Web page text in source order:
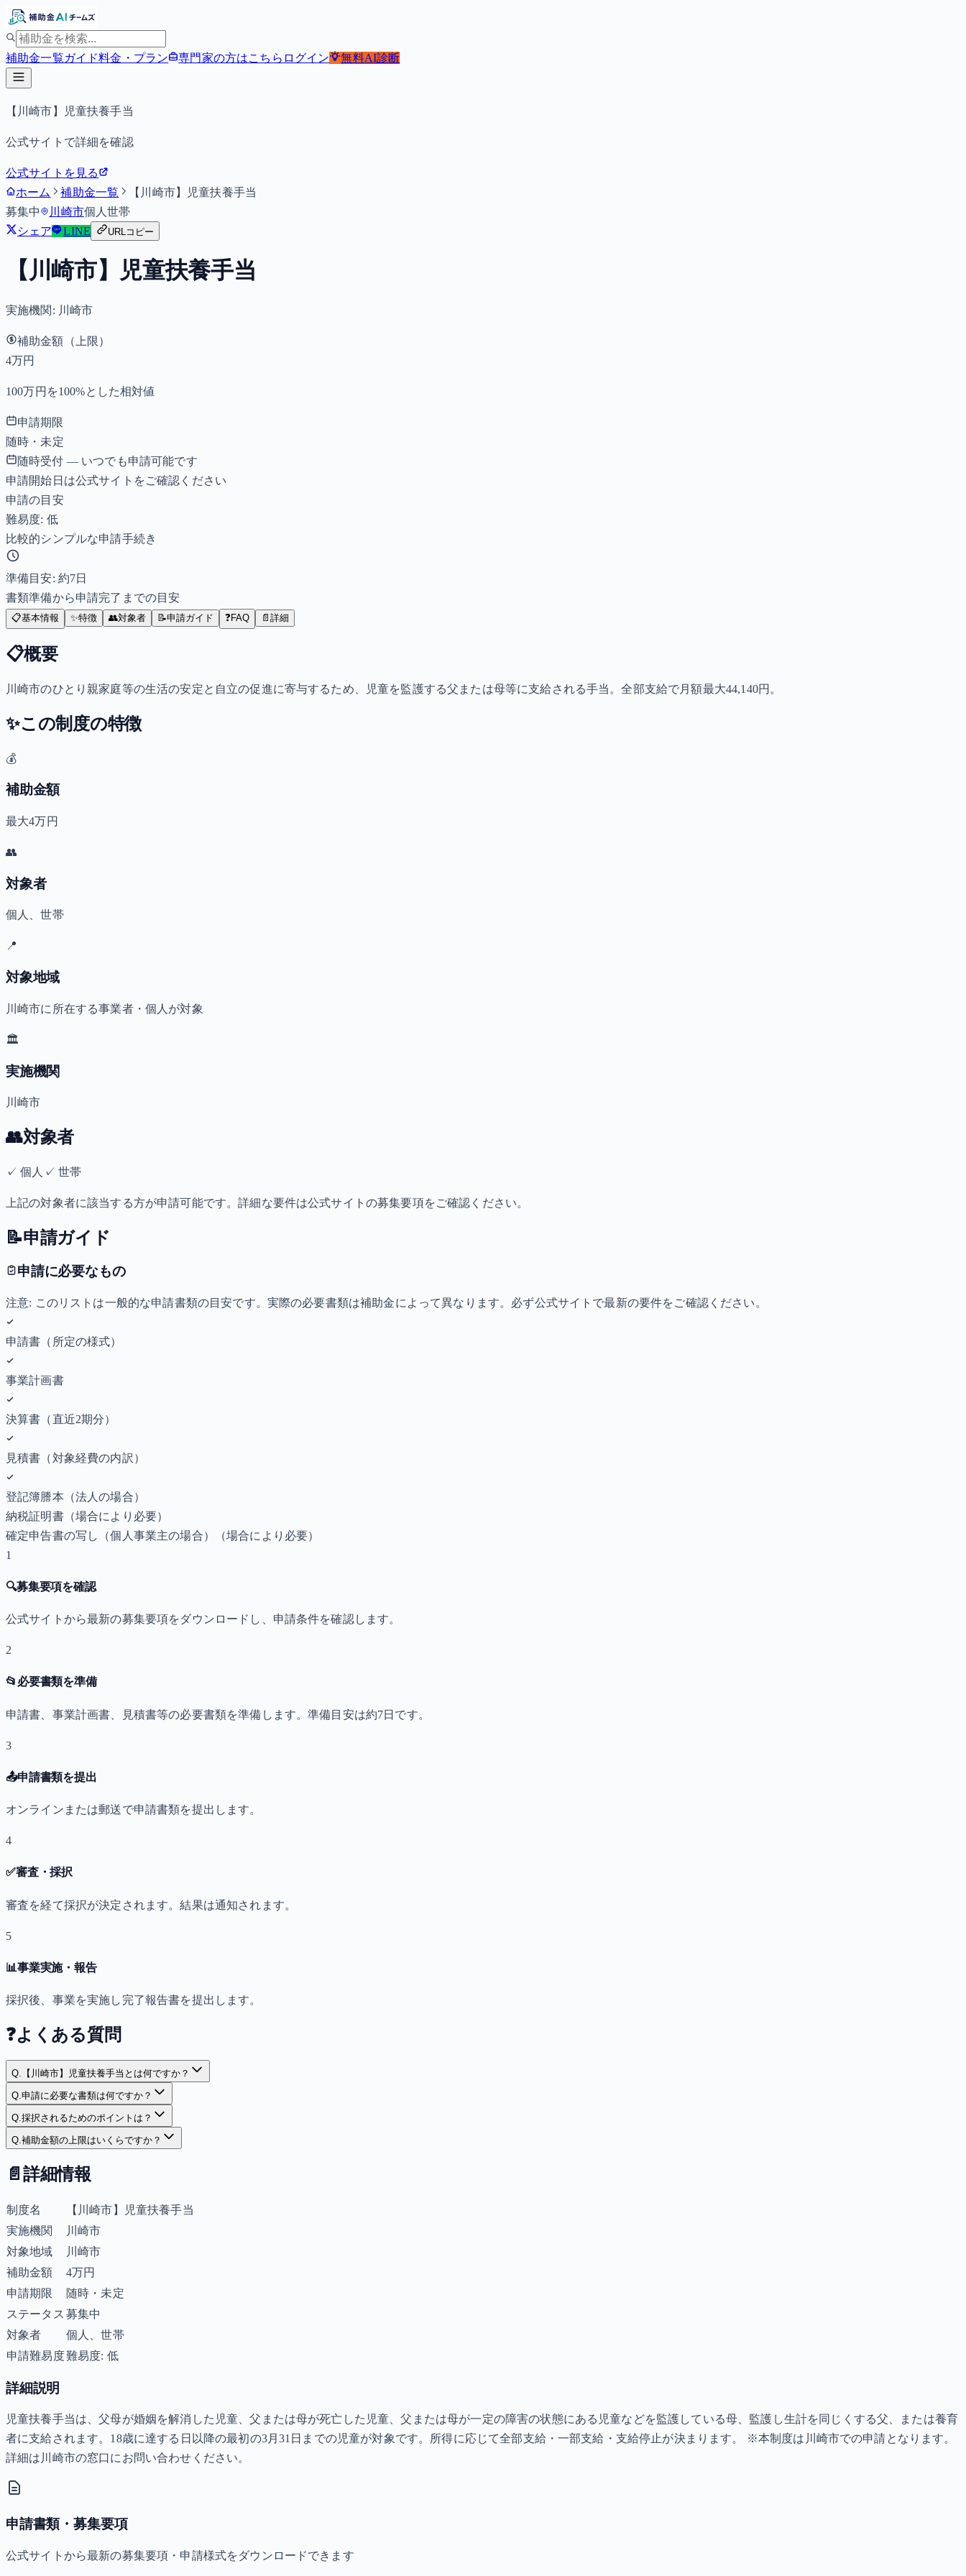
補助金一覧ガイド料金・プラン 専門家の方はこちら ログイン 無料AI診断
【川崎市】児童扶養手当
公式サイトで詳細を確認
公式サイトを見る
ホーム
補助金一覧
【川崎市】児童扶養手当
募集中
川崎市個人世帯
シェア
LINE URLコピー
【川崎市】児童扶養手当
実施機関: 川崎市
補助金額（上限）
4万円
100万円を100%とした相対値
申請期限
随時・未定
随時受付 — いつでも申請可能です
申請開始日は公式サイトをご確認ください
申請の目安
難易度: 低
比較的シンプルな申請手続き
準備目安: 約7日
書類準備から申請完了までの目安
📋基本情報 ✨特徴 👥対象者 📝申請ガイド ❓FAQ 📄 詳細
📋概要
川崎市のひとり親家庭等の生活の安定と自立の促進に寄与するため、児童を監護する父または母等に支給される手当。全部支給で月額最大44,140円。
✨この制度の特徴
💰
補助金額
最大4万円
👥
対象者
個人、世帯
📍
対象地域
川崎市に所在する事業者・個人が対象
🏛️
実施機関
川崎市
👥対象者
✓個人 ✓ 世帯
上記の対象者に該当する方が申請可能です。詳細な要件は公式サイトの募集要項をご確認ください。
📝申請ガイド
申請に必要なもの
注意: このリストは一般的な申請書類の目安です。実際の必要書類は補助金によって異なります。必ず公式サイトで最新の要件をご確認ください。
申請書（所定の様式）
事業計画書
決算書（直近2期分）
見積書（対象経費の内訳）
登記簿謄本（法人の場合）
納税証明書（場合により必要）
確定申告書の写し（個人事業主の場合）
（場合により必要）
1
🔍募集要項を確認
公式サイトから最新の募集要項をダウンロードし、申請条件を確認します。
2
📂 必要書類を準備
申請書、事業計画書、見積書等の必要書類を準備します。準備目安は約7日です。
3
📤申請書類を提出
オンラインまたは郵送で申請書類を提出します。
4
✅審査・採択
審査を経て採択が決定されます。結果は通知されます。
5
📊事業実施・報告
採択後、事業を実施し完了報告書を提出します。
❓よくある質問
Q. 【川崎市】児童扶養手当とは何ですか？
Q.申請に必要な書類は何ですか？
Q.採択されるためのポイントは？
Q.補助金額の上限はいくらですか？
📄 詳細情報
制度名
【川崎市】児童扶養手当
実施機関
川崎市
対象地域
川崎市
補助金額
4万円
申請期限
随時・未定
ステータス 募集中
対象者
個人、世帯
申請難易度難易度: 低
詳細説明
児童扶養手当は、父母が婚姻を解消した児童、父または母が死亡した児童、父または母が一定の障害の状態にある児童などを監護している母、監護し生計を同じくする父、または養育
者に支給されます。18歳に達する日以降の最初の3月31日までの児童が対象です。所得に応じて全部支給・一部支給・支給停止が決まります。 ※本制度は川崎市での申請となります。
詳細は川崎市の窓口にお問い合わせください。
申請書類・募集要項
公式サイトから最新の募集要項・申請様式をダウンロードできます